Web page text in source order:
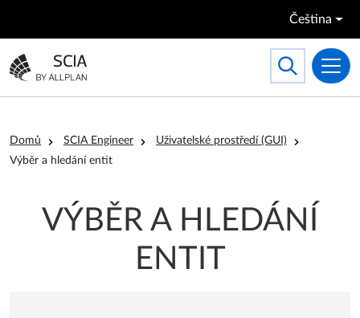
Čeština
Přejít na domovskou stránku
Toggle
Search
Drobečková navigace
Domů SCIA Engineer
Uživatelské prostředí (GUI)
Výběr a hledání entit
VÝBĚR A HLEDÁNÍ
ENTIT